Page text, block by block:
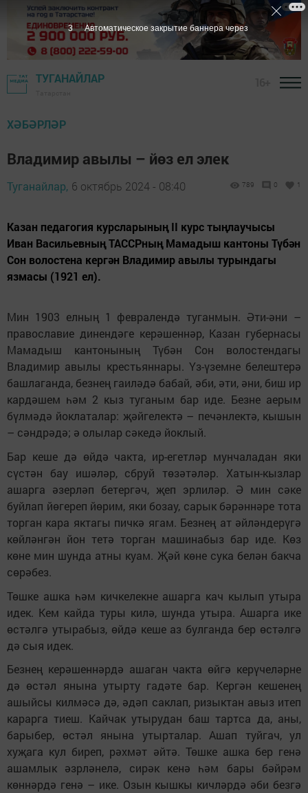
ТУГАНАЙЛАР
ХӘБӘРЛӘР
Владимир авылы – йөз ел элек
Туганайлар, 6 октябрь 2024 - 08:40 789 0 1
Казан педагогия курсларының II курс тыңлаучысы
Иван Васильевның ТАССРның Мамадыш кантоны Түбән
Сон волостена кергән Владимир авылы турындагы
язмасы (1921 ел).
Мин 1903 елның 1 февралендә туганмын. Әти-әни –
православие динендәге керәшеннәр, Казан губернасы
Мамадыш кантонының Түбән Сон волостендагы
Владимир авылы крестьяннары. Үз-үземне белештерә
башлаганда, безнең гаиләдә бабай, әби, әти, әни, биш ир
кардәшем һәм 2 кыз туганым бар иде. Безне аерым
бүлмәдә йоклаталар: җәйгелектә – печәнлектә, кышын
– сәндрәдә; ә олылар сәкедә йоклый.
Бар кеше дә өйдә чакта, ир-егетләр мунчаладан яки
сүстән бау ишәләр, сбруй төзәтәләр. Хатын-кызлар
ашарга әзерләп бетергәч, җеп эрлиләр. Ә мин сәке
буйлап йөгереп йөрим, яки бозау, сарык бәрәннәре тота
торган кара яктагы пичкә ягам. Безнең ат әйләндерүгә
көйләнгән йон тетә торган машинабыз бар иде. Көз
көне мин шунда атны куам. Җәй көне сука белән бакча
сөрәбез.
Төшке ашка һәм кичкелекне ашарга кач кылып утыра
идек. Кем кайда туры килә, шунда утыра. Ашарга ике
өстәлгә утырабыз, өйдә кеше аз булганда бер өстәлгә
дә сыя идек.
Безнең керәшеннәрдә ашаган чакта өйгә керүчеләрне
дә өстәл янына утырту гадәте бар. Кергән кешенең
ашыйсы килмәсә дә, әдәп саклап, ризыктан авыз итеп
карарга тиеш. Кайчак утырудан баш тартса да, аны,
барыбер, өстәл янына утырталар. Ашап туйгач, ул
хуҗага кул биреп, рәхмәт әйтә. Төшке ашка бер генә
ашамлык әзрләнелә, сирәк кенә һәм бары бәйрәм
көннәрдә генә – ике. Озын кышкы кичләрдә әби безгә
1 Автоматическое закрытие баннера через